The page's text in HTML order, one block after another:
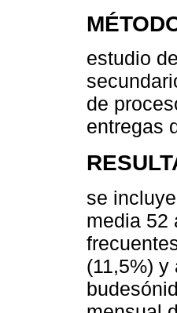
estudio
de
entregas
se
media 52
(11,5%)